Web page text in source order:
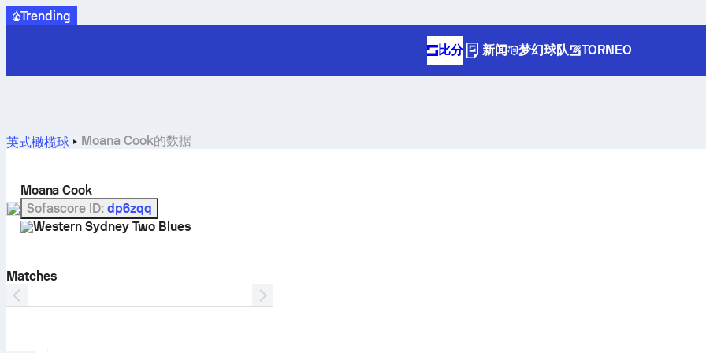
Trending
比分 新闻 梦幻球队 TORNEO
英式橄榄球 Moana Cook的数据
Moana Cook
Sofascore ID: dp6zqq
Western Sydney Two Blues
Matches